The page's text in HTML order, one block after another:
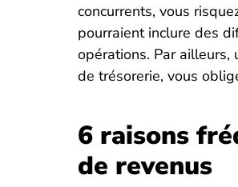
concurrents, vous
pourraient inclure des
opérations. Par
de trésorerie, vous
6 raisons
de revenus